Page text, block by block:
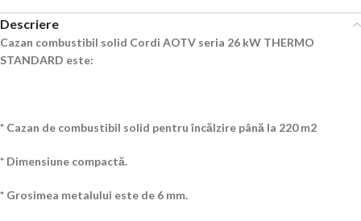
Descriere
Cazan combustibil solid Cordi AOTV seria 26 kW THERMO
STANDARD este:
* Cazan de combustibil solid pentru încălzire până la 220 m2
* Dimensiune compactă.
* Grosimea metalului este de 6 mm.